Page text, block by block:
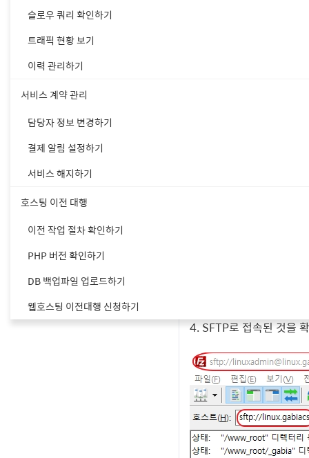
4. SFTP로 접속된 것을
슬로우 쿼리 확인하기
트래픽 현황 보기
이력 관리하기
서비스 계약 관리
담당자 정보 변경하기
결제 알림 설정하기
서비스 해지하기
호스팅 이전 대행
이전 작업 절차 확인하기
PHP 버전 확인하기
DB 백업파일 업로드하기
웹호스팅 이전대행 신청하기